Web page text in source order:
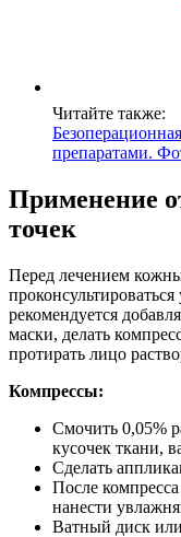
Читайте также:
препаратами.
Применение
точек
Перед лечением
рекомендуется
маски, делать
протирать лицо
Компрессы:
Смочить 0,05%
кусочек ткани,
Сделать
После
нанести
Ватный диск